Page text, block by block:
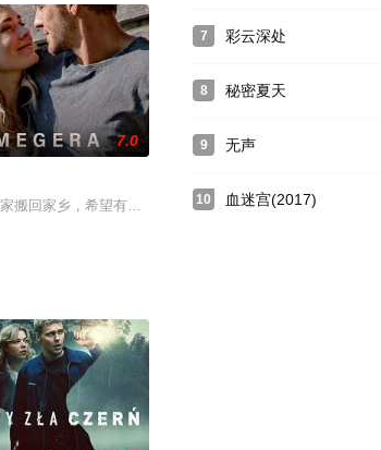
投资失败欠下数百万巨债,巴志明(黄子华)卓号"爸爸&qu
7.0
搬回家乡，希望有个全新开始，但她爱算计的老哥却雇来
7 彩云深处
8 秘密夏天
9 无声
10 血迷宫(2017)